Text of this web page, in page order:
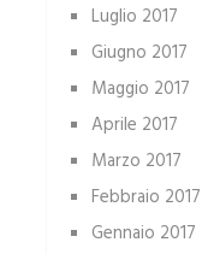
Luglio 2017
Giugno 2017
Maggio 2017
Aprile 2017
Marzo 2017
Febbraio 2017
Gennaio 2017